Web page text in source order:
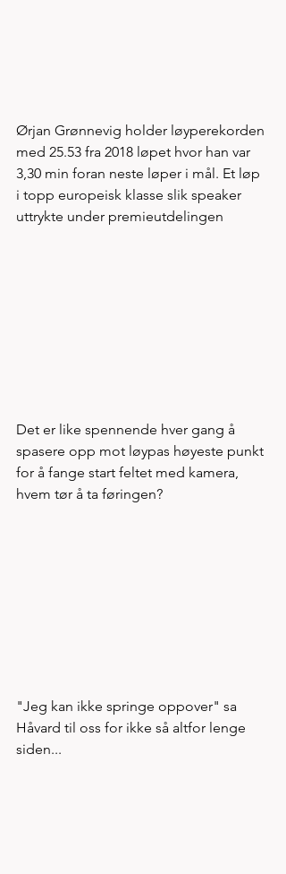
Ørjan Grønnevig holder løyperekorden
med 25.53 fra 2018 løpet hvor han var
3,30 min foran neste løper i mål. Et løp
i topp europeisk klasse slik speaker
uttrykte under premieutdelingen
Det er like spennende hver gang å
spasere opp mot løypas høyeste punkt
for å fange start feltet med kamera,
hvem tør å ta føringen?
"Jeg kan ikke springe oppover" sa
Håvard til oss for ikke så altfor lenge
siden...